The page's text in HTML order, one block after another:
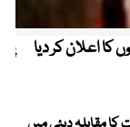
کا اعلان کر دیا